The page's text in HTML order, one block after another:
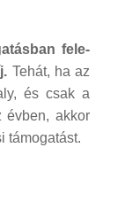
fele-
Tehát, ha az
és csak a
évben, akkor
támogatást.